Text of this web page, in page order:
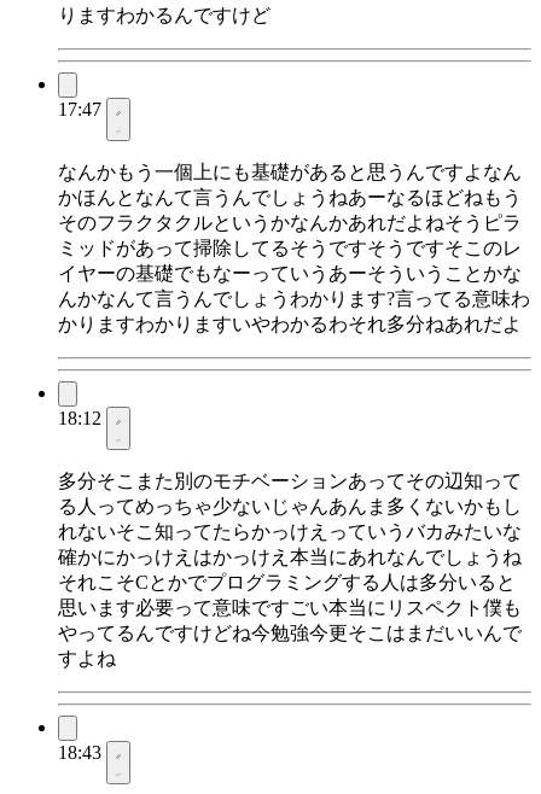
りますわかるんですけど
17:47
なんかもう一個上にも基礎があると思うんですよなん
かほんとなんて言うんでしょうねあーなるほどねもう
そのフラクタクルというかなんかあれだよねそうピラ
ミッドがあって掃除してるそうですそうですそこのレ
イヤーの基礎でもなーっていうあーそういうことかな
んかなんて言うんでしょうわかります?言ってる意味わ
かりますわかりますいやわかるわそれ多分ねあれだよ
18:12
多分そこまた別のモチベーションあってその辺知って
る人ってめっちゃ少ないじゃんあんま多くないかもし
れないそこ知ってたらかっけえっていうバカみたいな
確かにかっけえはかっけえ本当にあれなんでしょうね
それこそCとかでプログラミングする人は多分いると
思います必要って意味ですごい本当にリスペクト僕も
やってるんですけどね今勉強今更そこはまだいいんで
すよね
18:43